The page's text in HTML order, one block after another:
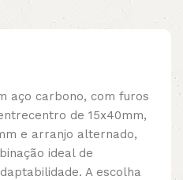
aço carbono, com furos
de 15x40mm,
e arranjo alternado,
ideal de
A escolha